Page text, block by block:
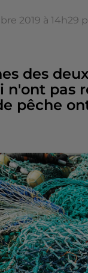
2019 à 14h29
des
n'ont pas
pêche